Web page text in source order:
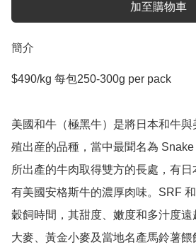
加至購物車
簡介
$490/kg 每包250-300g per pack
美國和牛（極黑牛）是將日本和牛
殖出産的品種，當中最聞名為 Snake
所出產的牛肉取得雙方的長處，有
有美國安格斯牛的濃厚肉味。SRF
穀飼時間，其甜度、嫩度和多汁度
大麥、黃金小麥及當地名產馬鈴薯